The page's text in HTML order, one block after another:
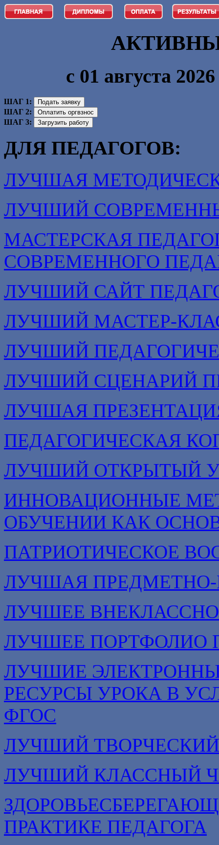
с 01 августа
ШАГ 1:
ШАГ 2:
ШАГ 3:
ДЛЯ ПЕДАГОГОВ:
ЛУЧШАЯ
ЛУЧШИЙ
МАСТЕРСКАЯ
СОВРЕМЕННОГО
ЛУЧШИЙ САЙТ
ЛУЧШИЙ МАСТЕР-
ЛУЧШИЙ
ЛУЧШИЙ СЦЕНАРИЙ
ЛУЧШАЯ
ПЕДАГОГИЧЕСКАЯ
ЛУЧШИЙ ОТКРЫТЫЙ
ИННОВАЦИОННЫЕ
ОБУЧЕНИИ КАК
ПАТРИОТИЧЕСКОЕ
ЛУЧШАЯ
ЛУЧШЕЕ
ЛУЧШЕЕ ПОРТФОЛИО
ЛУЧШИЕ
РЕСУРСЫ УРОКА В
ФГОС
ЛУЧШИЙ
ЛУЧШИЙ КЛАССНЫЙ
ПРАКТИКЕ ПЕДАГОГА